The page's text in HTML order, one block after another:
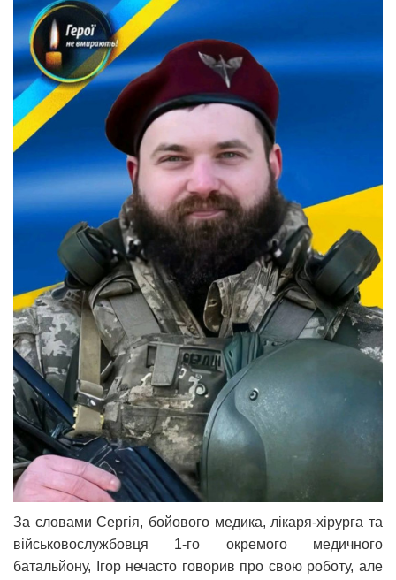
За словами Сергія, бойового медика, лікаря-хірурга та
військовослужбовця 1-го окремого медичного
батальйону, Ігор нечасто говорив про свою роботу, але